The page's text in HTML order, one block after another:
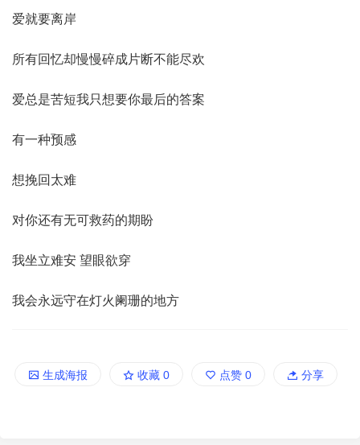
爱就要离岸
所有回忆却慢慢碎成片断不能尽欢
爱总是苦短我只想要你最后的答案
有一种预感
想挽回太难
对你还有无可救药的期盼
我坐立难安 望眼欲穿
我会永远守在灯火阑珊的地方
生成海报 收藏 0 点赞 0 分享